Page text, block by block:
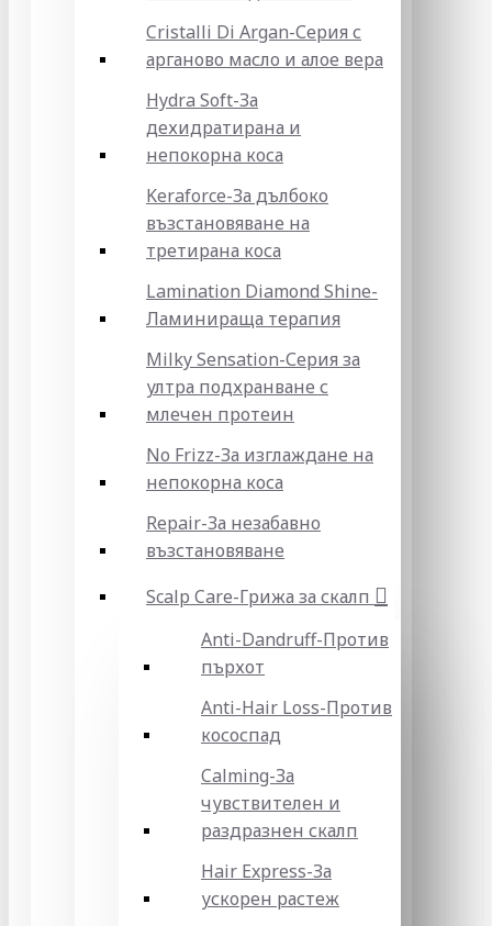
Cristalli Di Argan-Серия с
арганово масло и алое вера
Hydra Soft-За
дехидратирана и
непокорна коса
Keraforce-За дълбоко
възстановяване на
третирана коса
Lamination Diamond Shine-
Ламинираща терапия
Milky Sensation-Серия за
ултра подхранване с
млечен протеин
No Frizz-За изглаждане на
непокорна коса
Repair-За незабавно
възстановяване
Scalp Care-Грижа за скалп
Anti-Dandruff-Против
пърхот
Anti-Hair Loss-Против
кососпад
Calming-За
чувствителен и
раздразнен скалп
Hair Express-За
ускорен растеж